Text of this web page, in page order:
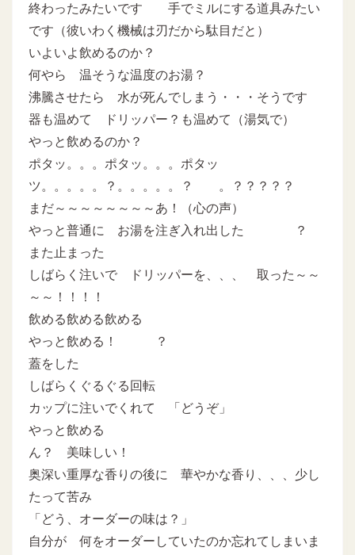
終わったみたいです 手でミルにする道具みたい
です（彼いわく機械は刃だから駄目だと）
いよいよ飲めるのか？
何やら 温そうな温度のお湯？
沸騰させたら 水が死んでしまう・・・そうです
器も温めて ドリッパー？も温めて（湯気で）
やっと飲めるのか？
ポタッ。。。ポタッ。。。ポタッ
ツ。。。。。？。。。。。？ 。？？？？？
まだ～～～～～～～～あ！（心の声）
やっと普通に お湯を注ぎ入れ出した ？
また止まった
しばらく注いで ドリッパーを、、、 取った～～
～～！！！！
飲める飲める飲める
やっと飲める！ ？
蓋をした
しばらくぐるぐる回転
カップに注いでくれて 「どうぞ」
やっと飲める
ん？ 美味しい！
奥深い重厚な香りの後に 華やかな香り、、、少し
たって苦み
「どう、オーダーの味は？」
自分が 何をオーダーしていたのか忘れてしまいま